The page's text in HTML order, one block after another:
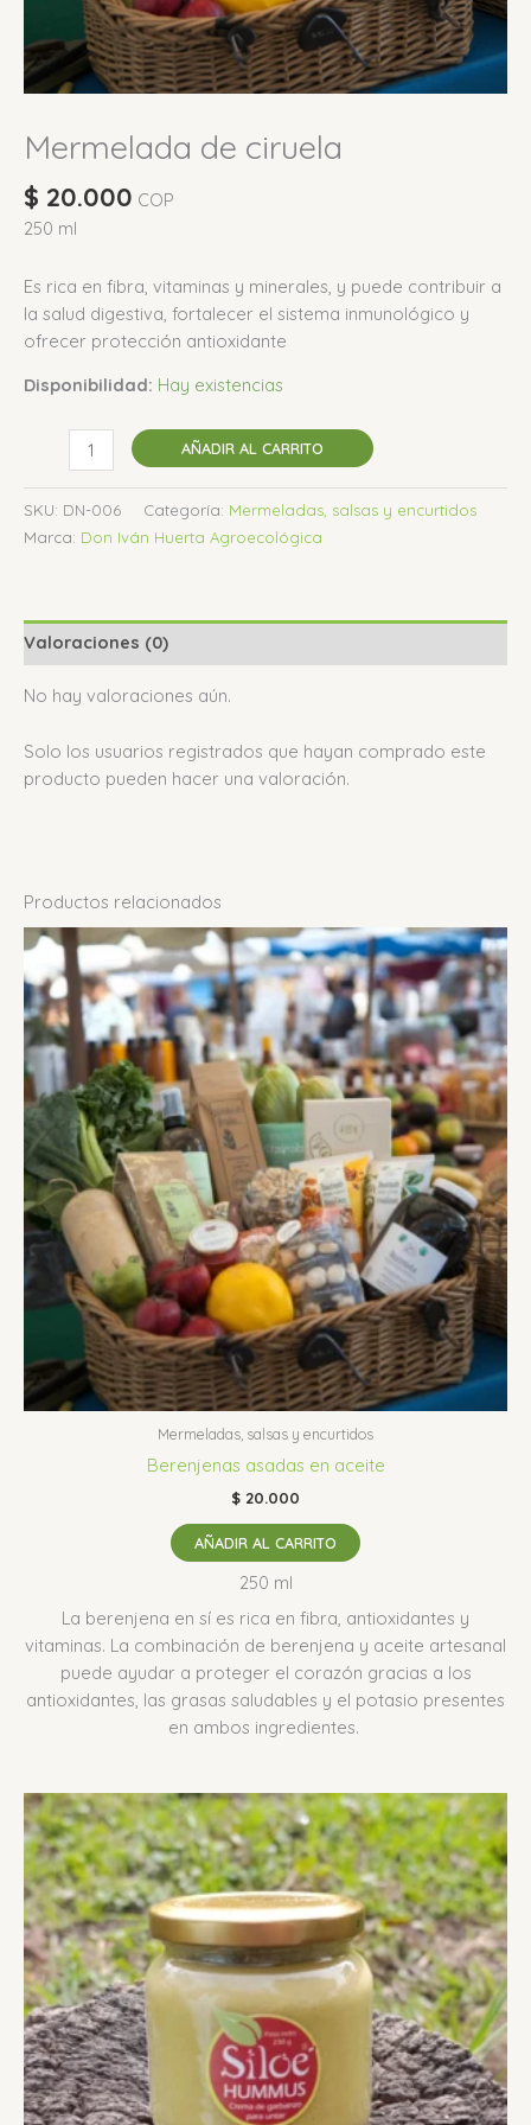
Mermelada de ciruela
$ 20.000 COP
250 ml
Es rica en fibra, vitaminas y minerales, y puede contribuir a
la salud digestiva, fortalecer el sistema inmunológico y
ofrecer protección antioxidante
Disponibilidad: Hay existencias
AÑADIR AL CARRITO
SKU: DN-006 Categoría: Mermeladas, salsas y encurtidos
Marca: Don Iván Huerta Agroecológica
Valoraciones (0)
No hay valoraciones aún.
Solo los usuarios registrados que hayan comprado este
producto pueden hacer una valoración.
Productos relacionados
Mermeladas, salsas y encurtidos
Berenjenas asadas en aceite
$ 20.000
AÑADIR AL CARRITO
250 ml
La berenjena en sí es rica en fibra, antioxidantes y
vitaminas. La combinación de berenjena y aceite artesanal
puede ayudar a proteger el corazón gracias a los
antioxidantes, las grasas saludables y el potasio presentes
en ambos ingredientes.